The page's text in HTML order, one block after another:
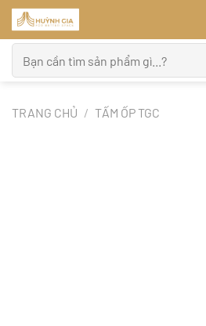
Bỏ
qua
nội
dung
kiếm:
TRANG CHỦ / TẤM ỐP TGC